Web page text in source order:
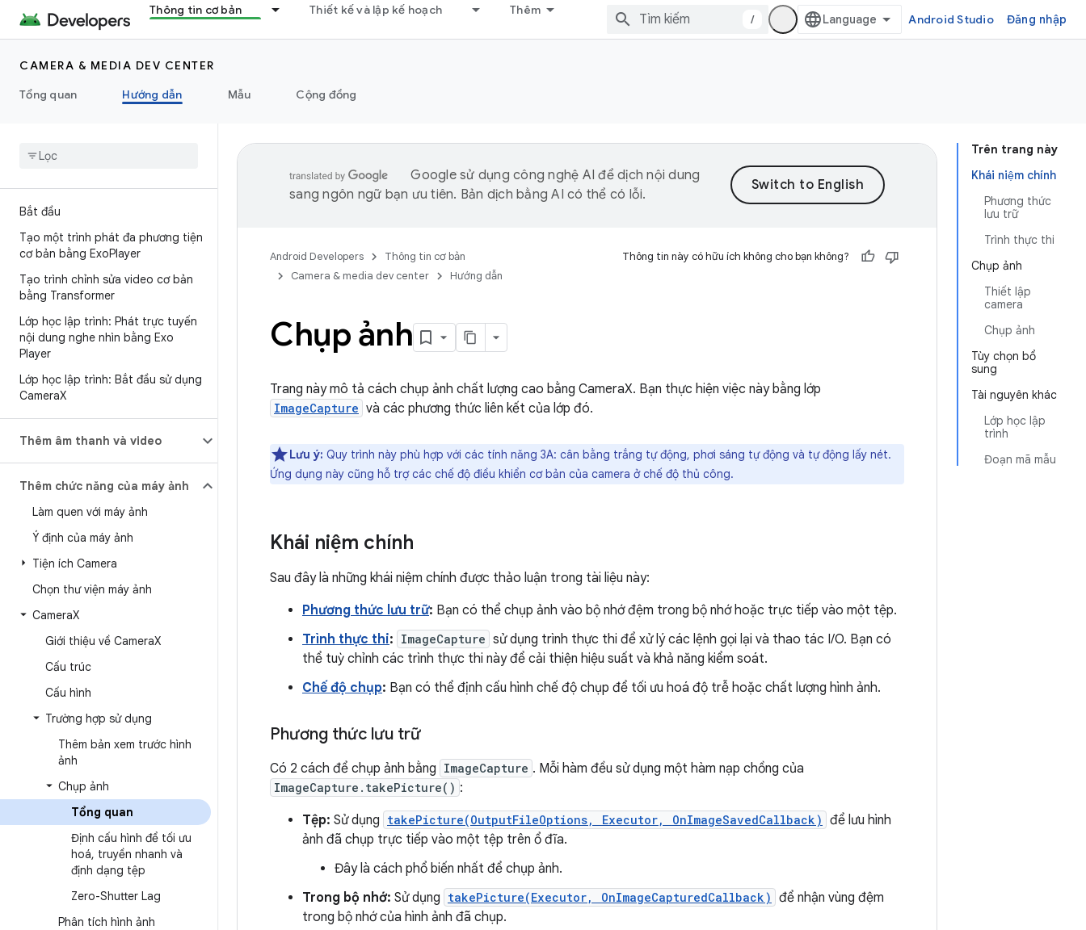
Thông tin cơ bản Thiết kế và lập kế hoạch Thêm
/ Android Studio Đăng nhập
CAMERA & MEDIA DEV CENTER
Tổng quan
Hướng dẫn Mẫu Cộng đồng
Bắt đầu
Tạo một trình phát đa phương tiện
cơ bản bằng ExoPlayer
Tạo trình chỉnh sửa video cơ bản
bằng Transformer
Lớp học lập trình: Phát trực tuyến
nội dung nghe nhìn bằng Exo
Player
Lớp học lập trình: Bắt đầu sử dụng
CameraX
Thêm âm thanh và video
Thêm chức năng của máy ảnh
Làm quen với máy ảnh
Ý định của máy ảnh
Tiện ích Camera
Chọn thư viện máy ảnh
CameraX
Giới thiệu về CameraX
Cấu trúc
Cấu hình
Trường hợp sử dụng
Thêm bản xem trước hình
ảnh
Chụp ảnh
Tổng quan
Định cấu hình để tối ưu
hoá, truyền nhanh và
định dạng tệp
Zero-Shutter Lag
Phân tích hình ảnh
Trên trang này
Khái niệm chính
Phương thức
lưu trữ
Trình thực thi
Chụp ảnh
Thiết lập
camera
Chụp ảnh
Tùy chọn bổ
sung
Tài nguyên khác
Lớp học lập
trình
Đoạn mã mẫu
Google sử dụng công nghệ AI để dịch nội dung
sang ngôn ngữ bạn ưu tiên. Bản dịch bằng AI có thể có lỗi.
Android Developers
Thông tin cơ bản
Camera & media dev center
Hướng dẫn
Thông tin này có hữu ích không cho bạn không?
Chụp ảnh
Trang này mô tả cách chụp ảnh chất lượng cao bằng CameraX. Bạn thực hiện việc này bằng lớp
ImageCapture và các phương thức liên kết của lớp đó.
Lưu ý: Quy trình này phù hợp với các tính năng 3A: cân bằng trắng tự động, phơi sáng tự động và tự động lấy nét.
Ứng dụng này cũng hỗ trợ các chế độ điều khiển cơ bản của camera ở chế độ thủ công.
Khái niệm chính
Sau đây là những khái niệm chính được thảo luận trong tài liệu này:
Phương thức lưu trữ: Bạn có thể chụp ảnh vào bộ nhớ đệm trong bộ nhớ hoặc trực tiếp vào một tệp.
Trình thực thi: ImageCapture sử dụng trình thực thi để xử lý các lệnh gọi lại và thao tác I/O. Bạn có
thể tuỳ chỉnh các trình thực thi này để cải thiện hiệu suất và khả năng kiểm soát.
Chế độ chụp: Bạn có thể định cấu hình chế độ chụp để tối ưu hoá độ trễ hoặc chất lượng hình ảnh.
Phương thức lưu trữ
Có 2 cách để chụp ảnh bằng ImageCapture . Mỗi hàm đều sử dụng một hàm nạp chồng của
ImageCapture.takePicture() :
Tệp: Sử dụng takePicture(OutputFileOptions, Executor, OnImageSavedCallback) để lưu hình
ảnh đã chụp trực tiếp vào một tệp trên ổ đĩa.
Đây là cách phổ biến nhất để chụp ảnh.
Trong bộ nhớ: Sử dụng takePicture(Executor, OnImageCapturedCallback) để nhận vùng đệm
trong bộ nhớ của hình ảnh đã chụp.